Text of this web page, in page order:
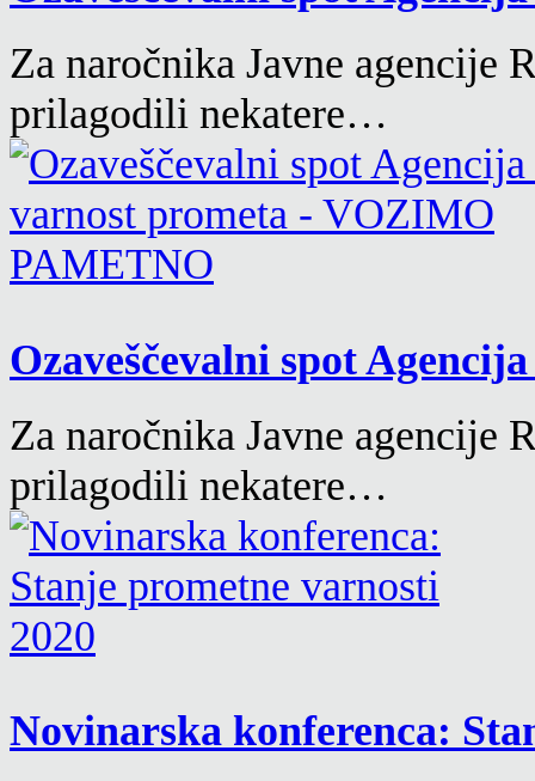
Za naročnika Javne agencije
prilagodili nekatere…
Ozaveščevalni spot
Za naročnika Javne agencije
prilagodili nekatere…
Novinarska konferenca: